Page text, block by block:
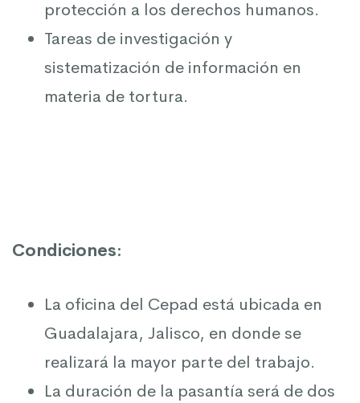
protección a los derechos humanos.
Tareas de investigación y
sistematización de información en
materia de tortura.
Condiciones:
La oficina del Cepad está ubicada en
Guadalajara, Jalisco, en donde se
realizará la mayor parte del trabajo.
La duración de la pasantía será de dos